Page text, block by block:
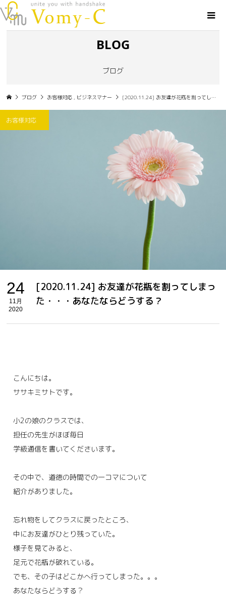
BLOG
ブログ
ブログ お客様対応 , ビジネスマナー [2020.11.24] お友達が花瓶を割ってしまった・・・あなたならどうする？
お客様対応
24
11月
2020
[2020.11.24] お友達が花瓶を割ってしまっ
た・・・あなたならどうする？
こんにちは。
ササキミサトです。
小2の娘のクラスでは、
担任の先生がほぼ毎日
学級通信を書いてくださいます。
その中で、道徳の時間での一コマについて
紹介がありました。
忘れ物をしてクラスに戻ったところ、
中にお友達がひとり残っていた。
様子を見てみると、
足元で花瓶が破れている。
でも、その子はどこかへ行ってしまった。。。
あなたならどうする？